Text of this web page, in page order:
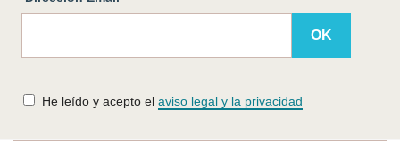
He leído y acepto el aviso legal y la privacidad